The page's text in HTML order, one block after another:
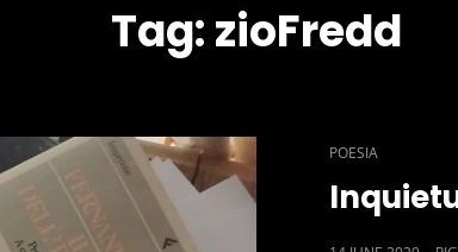
Tag:zioFredd
CAT
LINKS
POESIA